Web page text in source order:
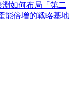
如何布局「第二
能倍增的戰略基地